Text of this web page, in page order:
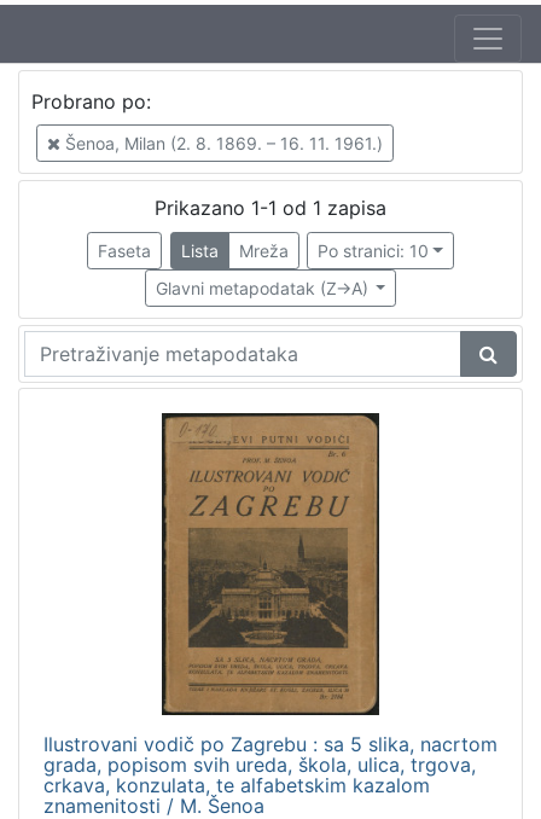
Jezik
hrvatski
Knjige
Probrano po:
Šenoa, Milan (2. 8. 1869. – 16. 11. 1961.)
Prikazano 1-1 od 1 zapisa
Faseta Lista Mreža
Po stranici: 10
Glavni metapodatak (Z->A)
Ilustrovani vodič po Zagrebu : sa 5 slika, nacrtom
grada, popisom svih ureda, škola, ulica, trgova,
crkava, konzulata, te alfabetskim kazalom
znamenitosti / M. Šenoa